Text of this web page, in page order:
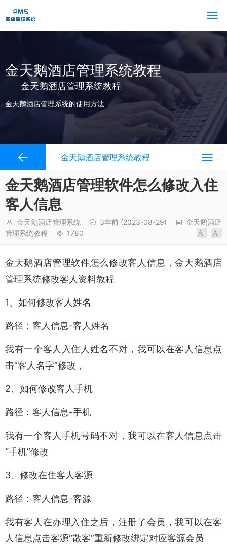
金天鹅酒店管理系统教程
金天鹅酒店管理系统教程
金天鹅酒店管理系统的使用方法
金天鹅酒店管理系统教程
金天鹅酒店管理软件怎么修改入住
客人信息
金天鹅酒店管理系统 3年前 (2023-08-29)
金天鹅酒店
管理系统教程
1780
金天鹅酒店管理软件怎么修改客人信息，金天鹅酒店
管理系统修改客人资料教程
1、如何修改客人姓名
路径：客人信息-客人姓名
我有一个客人入住人姓名不对，我可以在客人信息点
击“客人名字”修改，
2、如何修改客人手机
路径：客人信息-手机
我有一个客人手机号码不对，我可以在客人信息点击
“手机”修改
3、修改在住客人客源
路径：客人信息-客源
我有客人在办理入住之后，注册了会员，我可以在客
人信息点击客源“散客”重新修改绑定对应客源会员